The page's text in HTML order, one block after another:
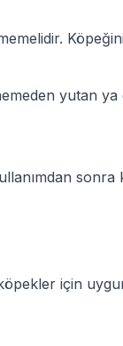
yutan
için